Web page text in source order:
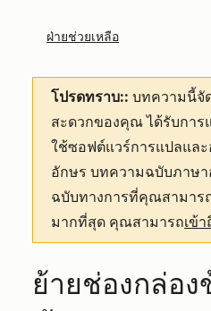
ฝ่ายช่วยเหลือ
โปรดทราบ:: บทความนี้จั
สะดวกของคุณได้รับการ
ใช้ซอฟต์แวร์การแปลแล
อักษร บทความฉบับภาษ
ฉบับทางการที่คุณสามาร
มากที่สุด คุณสามารถเข้
ย้ายช่องกล่อ